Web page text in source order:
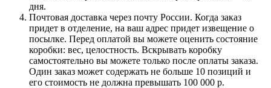
дня.
Почтовая доставка через почту России. Когда заказ
придет в отделение, на ваш адрес придет извещение о
посылке. Перед оплатой вы можете оценить состояние
коробки: вес, целостность. Вскрывать коробку
самостоятельно вы можете только после оплаты заказа.
Один заказ может содержать не больше 10 позиций и
его стоимость не должна превышать 100 000 р.